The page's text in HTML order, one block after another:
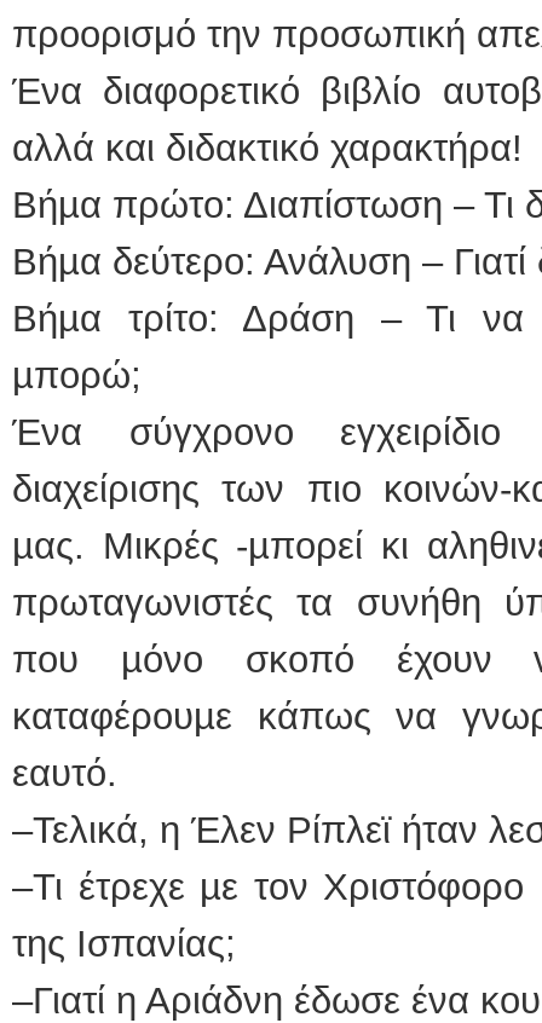
προορισμό την προσωπική
Ένα διαφορετικό βιβλίο
αλλά και διδακτικό χαρακτήρα!
Βήµα πρώτο: Διαπίστωση – Τι
Βήµα δεύτερο: Ανάλυση –
Βήµα τρίτο: Δράση – Τι να
µπορώ;
Ένα σύγχρονο
διαχείρισης των πιο
µας. Μικρές -µπορεί κι
πρωταγωνιστές τα συνήθη
που µόνο σκοπό έχουν
καταφέρουµε κάπως να
εαυτό.
–Τελικά, η Έλεν Ρίπλεϊ ήταν
–Τι έτρεχε µε τον
της Ισπανίας;
–Γιατί η Αριάδνη έδωσε ένα